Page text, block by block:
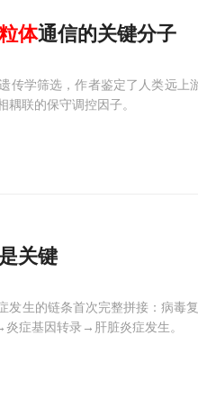
体通信的关键分子
传学筛选，作者鉴定了人类远上
耦联的保守调控因子。
关键
发生的链条首次完整拼接：病毒
症基因转录→肝脏炎症发生。